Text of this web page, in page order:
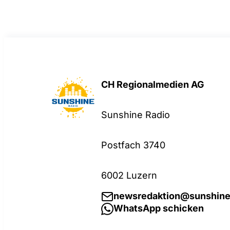
CH Regionalmedien AG
Sunshine Radio
Postfach 3740
6002 Luzern
WhatsApp schicken